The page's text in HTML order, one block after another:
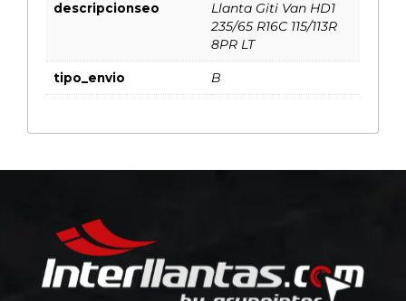
descripcionseo
Llanta Giti Van HD1
235/65 R16C 115/113R
8PR LT
tipo_envio B